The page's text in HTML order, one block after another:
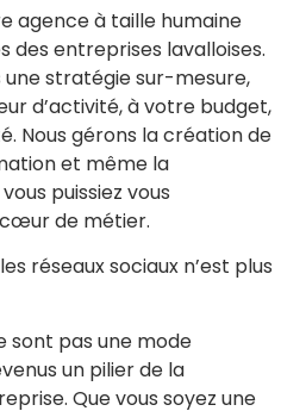
agence à taille humaine
des entreprises lavalloises.
une stratégie sur-mesure,
d’activité, à votre budget,
Nous gérons la création de
et même la
puissiez vous
de métier.
réseaux sociaux n’est plus
sont pas une mode
un pilier de la
Que vous soyez une